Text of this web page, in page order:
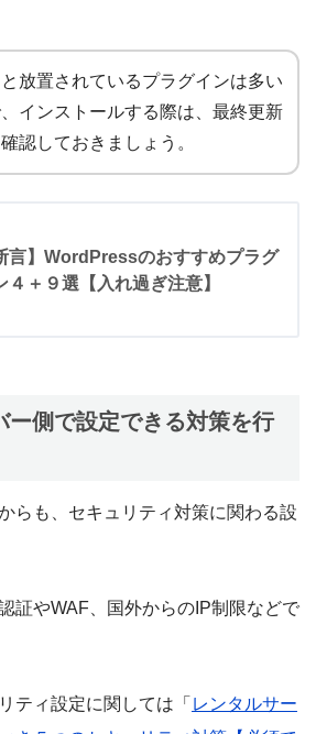
放置されているプラグインは多い
インストールする際は、最終更新
認しておきましょう。
言】WordPressのおすすめプラグ
４＋９選【入れ過ぎ注意】
ー側で設定できる対策を行
らも、セキュリティ対策に関わる設
証やWAF、国外からのIP制限などで
ティ設定に関しては「レンタルサー